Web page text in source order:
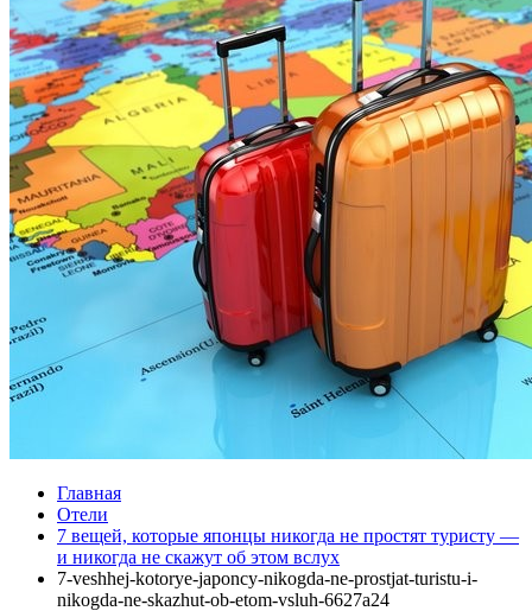
Главная
Отели
7 вещей, которые японцы никогда не простят туристу —
и никогда не скажут об этом вслух
7-veshhej-kotorye-japoncy-nikogda-ne-prostjat-turistu-i-
nikogda-ne-skazhut-ob-etom-vsluh-6627a24